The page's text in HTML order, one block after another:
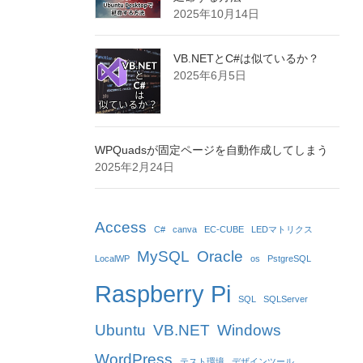
2025年10月14日
VB.NETとC#は似ているか？
2025年6月5日
WPQuadsが固定ページを自動作成してしまう
2025年2月24日
Access C# canva EC-CUBE LEDマトリクス
LocalWP MySQL Oracle os PstgreSQL
Raspberry Pi SQL SQLServer
Ubuntu VB.NET Windows
WordPress
テスト環境 デザインツール